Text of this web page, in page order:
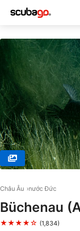
Châu Âu nước Đức
Büchenau
★★★★☆ (1,834)